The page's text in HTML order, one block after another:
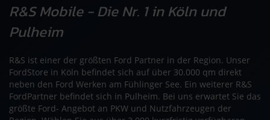
R&S Mobile - Die Nr. 1 in Köln und
Pulheim
R&S ist einer der größten Ford Partner in der Region. Unser
FordStore in Köln befindet sich auf über 30.000 qm direkt
neben den Ford Werken am Fühlinger See. Ein weiterer R&S
FordPartner befindet sich in Pulheim. Bei uns erwartet Sie das
größte Ford- Angebot an PKW und Nutzfahrzeugen der